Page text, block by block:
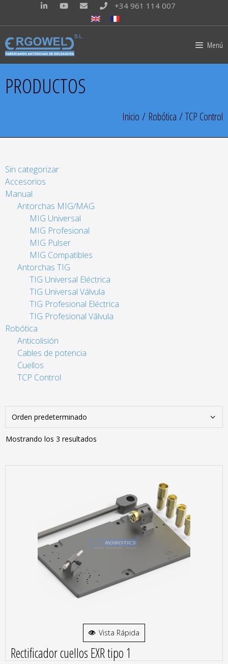
+34 961 114 007
Menú
PRODUCTOS
Inicio / Robótica / TCP Control
Sin categorizar
Accesorios
Manual
Antorchas MIG/MAG
MIG Universal
MIG Profesional
MIG Pulser
MIG Compatibles
Antorchas TIG
TIG Universal Eléctrica
TIG Universal Válvula
TIG Profesional Eléctrica
TIG Profesional Válvula
Robótica
Anticolisión
Cables de potencia
Cuellos
TCP Control
Mostrando los 3 resultados
Vista Rápida
Rectificador cuellos EXR tipo 1